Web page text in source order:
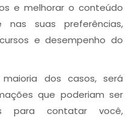
e melhorar o conteúdo
nas suas preferências,
e desempenho do
dos casos, será
que poderiam ser
para contatar você,